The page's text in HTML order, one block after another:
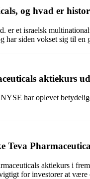
og hvad er
er et israelsk
har siden vokset sig til
aktiekurs
har oplevet
aktiekurs i
for investorer at